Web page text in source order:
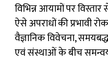
विभिन्न आयामों पर
ऐसे अपराधों की प्रभावी
वैज्ञानिक विवेचना, समयबद्ध
एवं संस्थाओं के बीच